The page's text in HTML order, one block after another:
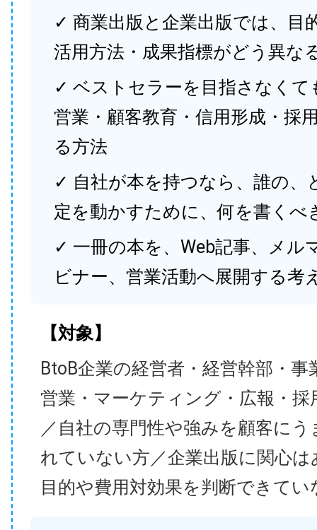
✓ 商業出版と企業出版では、目
活用方法・成果指標がどう異な
✓ ベストセラーを目指さなくて
営業・顧客教育・信用形成・採
る方法
✓ 自社が本を持つなら、誰の、
定を動かすために、何を書くべ
✓ 一冊の本を、Web記事、メル
ビナー、営業活動へ展開する考
【対象】
BtoB企業の経営者・経営幹部・事
営業・マーケティング・広報・採
／自社の専門性や強みを顧客に
れていない方／企業出版に関心
目的や費用対効果を判断できてい